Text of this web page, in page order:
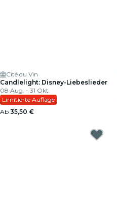
Cité du Vin
Candlelight: Disney-Liebeslieder
08 Aug. - 31 Okt.
Limitierte Auflage
Ab 35,50 €